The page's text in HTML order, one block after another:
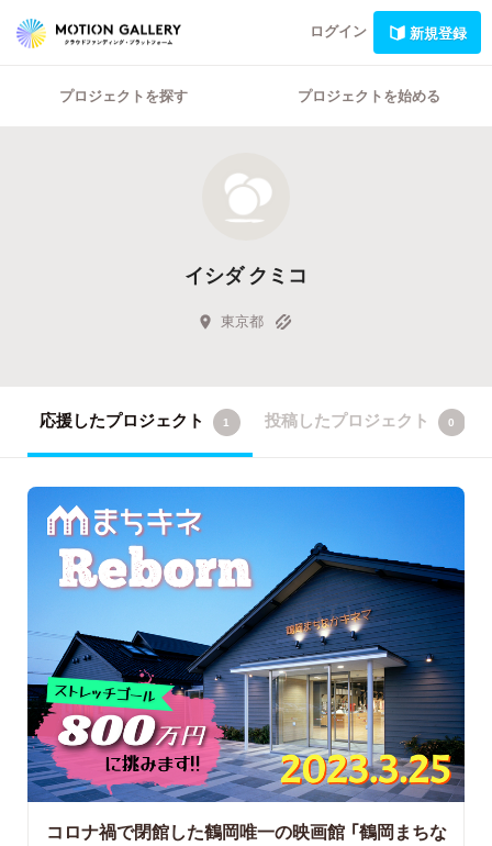
ログイン 新規登録
プロジェクトを探す プロジェクトを始める
イシダ クミコ
東京都
応援したプロジェクト 1 投稿したプロジェクト 0
コロナ禍で閉館した鶴岡唯一の映画館「鶴岡まちな